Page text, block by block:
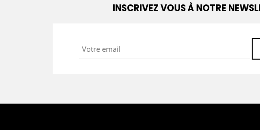
INSCRIVEZ VOUS À NOTRE